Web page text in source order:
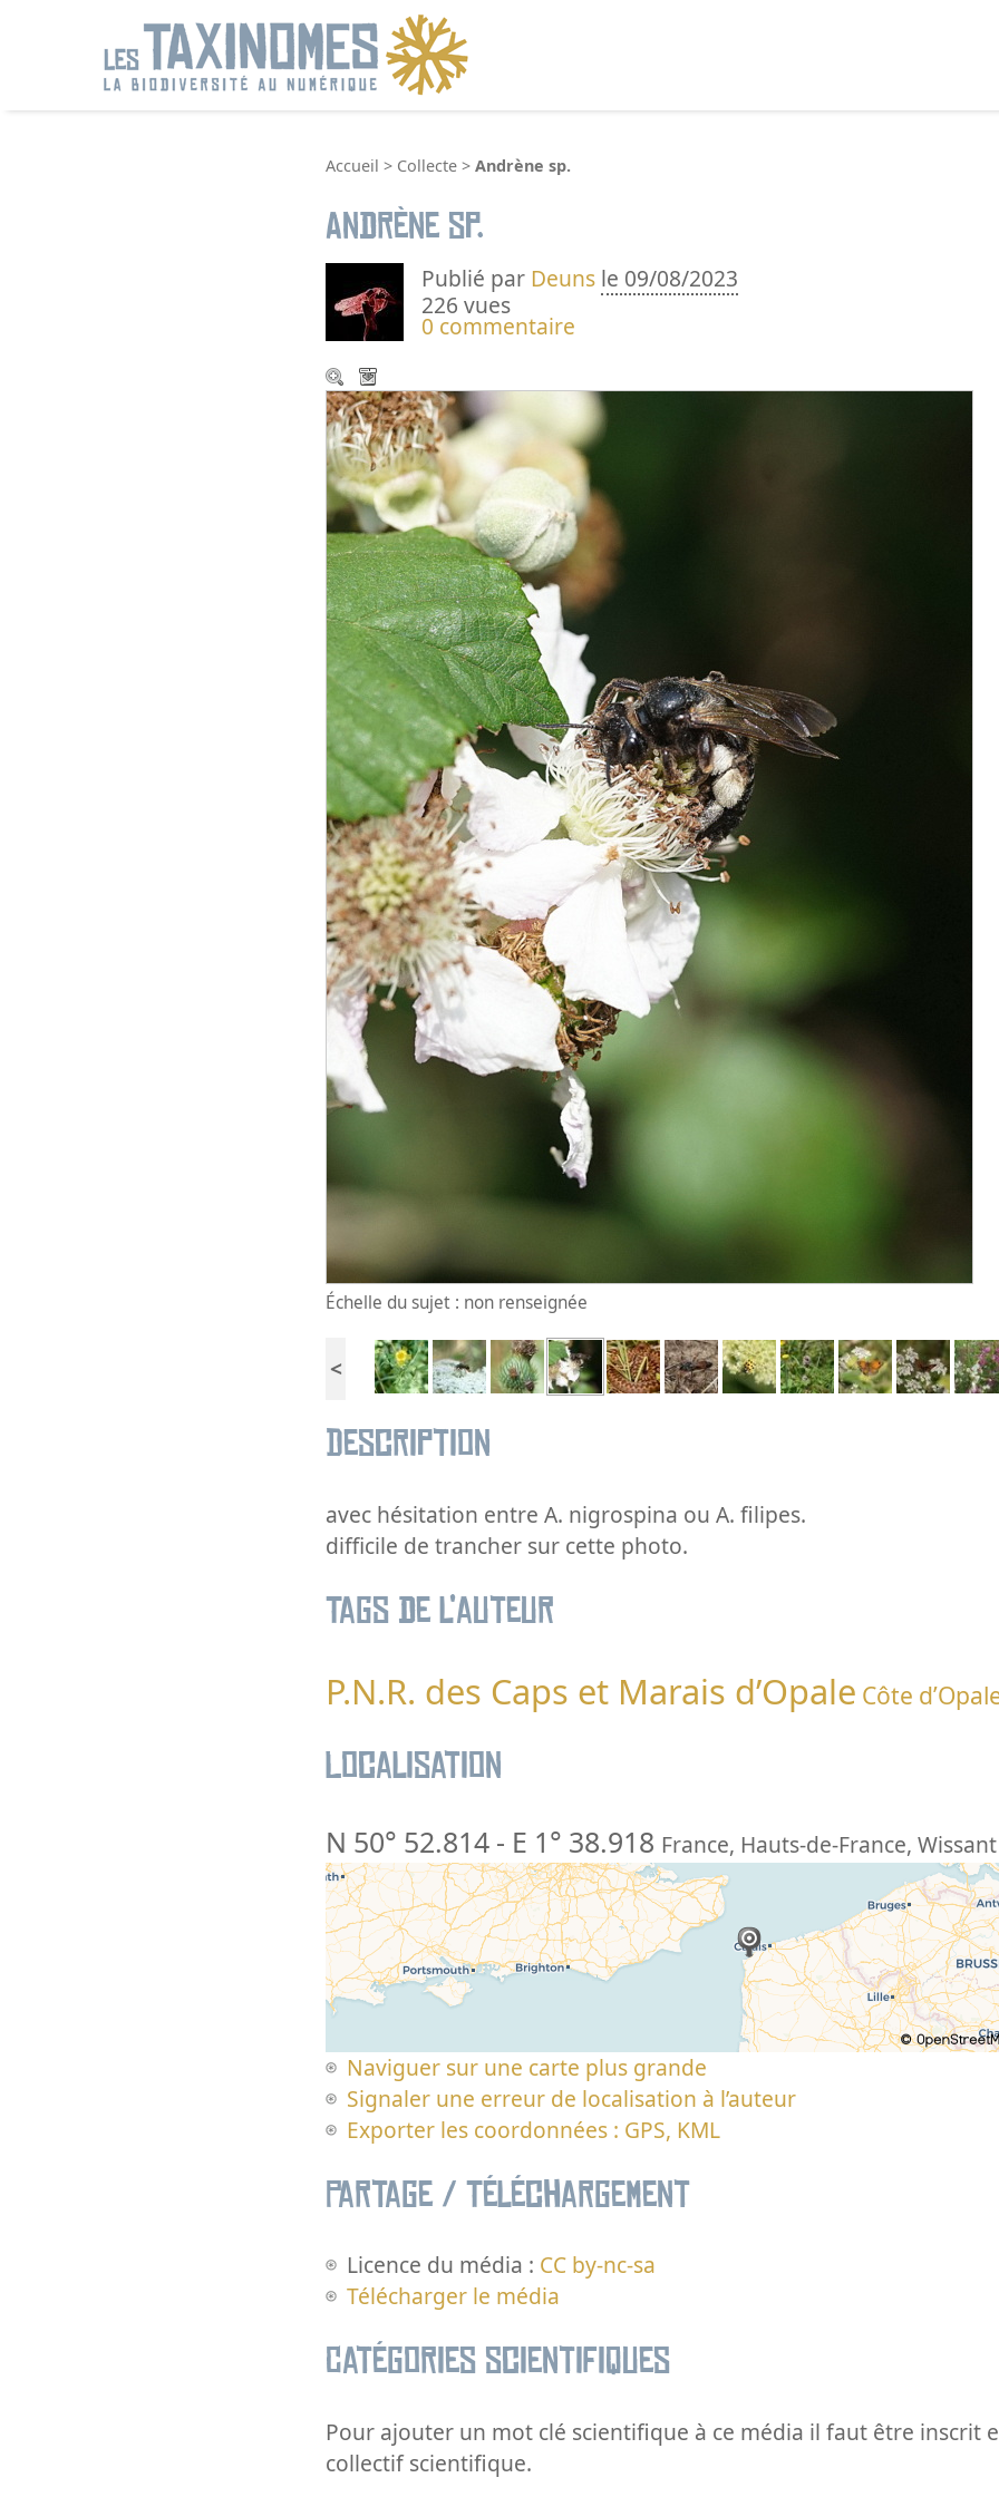
Accueil > Collecte > Andrène sp.
Andrène sp.
Publié par Deuns le 09/08/2023
226 vues
0 commentaire
Échelle du sujet : non renseignée
<
Description
avec hésitation entre A. nigrospina ou A. filipes.
difficile de trancher sur cette photo.
Tags de l’auteur
P.N.R. des Caps et Marais d’Opale Côte
Localisation
N 50° 52.814 - E 1° 38.918 France, Hauts-de-France, Wissant
Naviguer sur une carte plus grande
Signaler une erreur de localisation à l’auteur
Exporter les coordonnées : GPS, KML
Partage / Téléchargement
Licence du média : CC by-nc-sa
Télécharger le média
Catégories scientifiques
Pour ajouter un mot clé scientifique à ce média il faut être inscrit
collectif scientifique.